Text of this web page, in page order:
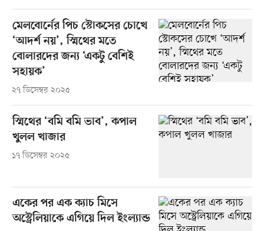
মেলবোর্নের পিচ স্টোকসের চোখে
‘আদর্শ নয়’, স্মিথের মতে
বোলারদের জন্য ‘একটু বেশিই
সহায়ক’
২৭ ডিসেম্বর ২০২৫
স্মিথের ‘বমি বমি ভাব’, কপাল
খুলল খাজার
১৭ ডিসেম্বর ২০২৫
একের পর এক ক্যাচ মিসে
অস্ট্রেলিয়াকে এগিয়ে দিল ইংল্যান্ড